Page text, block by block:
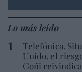
Lo más leído
Telefónica.
Unido, el
Goñi